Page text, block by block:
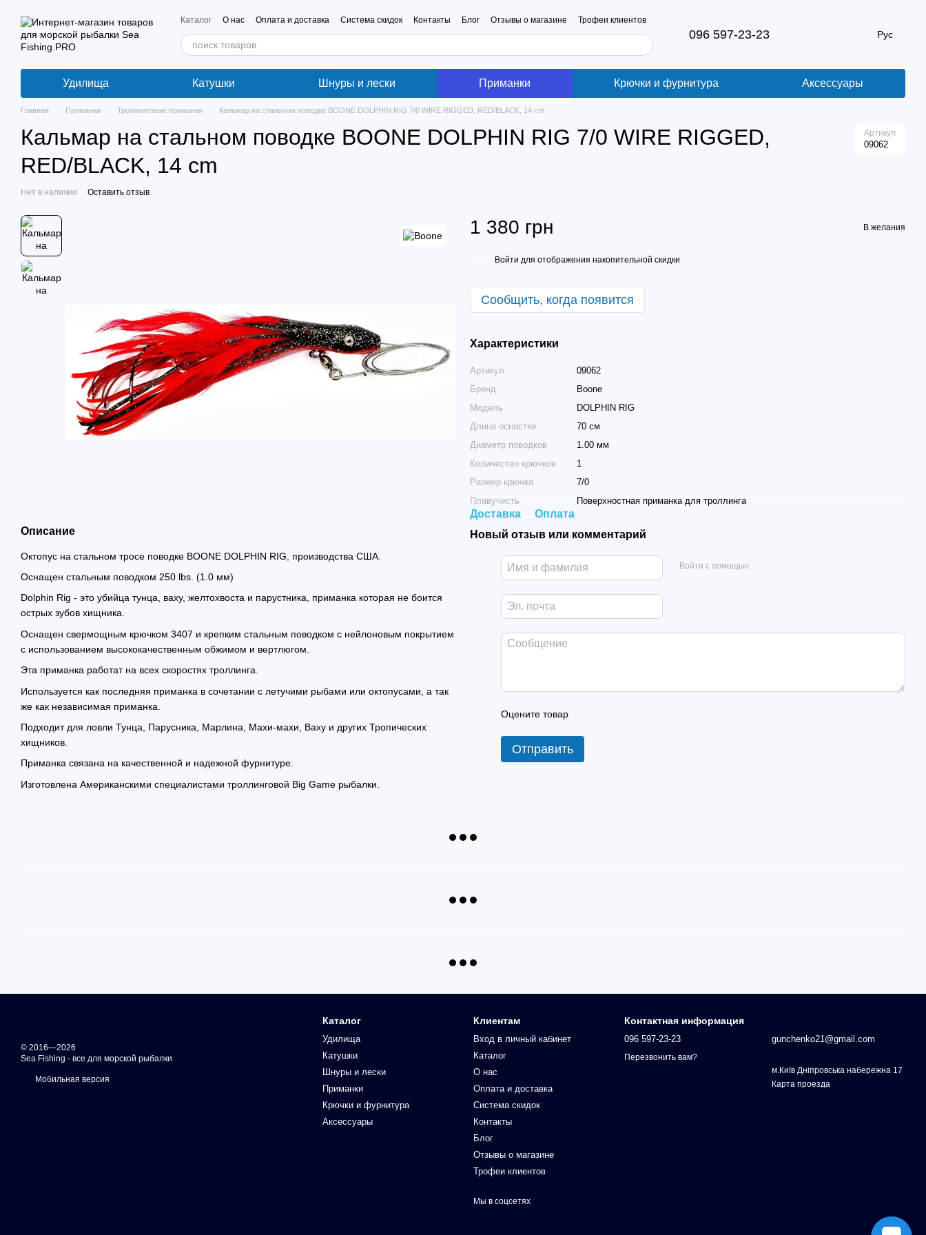
Каталог О нас Оплата и доставка Система скидок Контакты Блог Отзывы о магазине Трофеи клиентов
096 597-23-23 Рус
Удилища Катушки Шнуры и лески Приманки Крючки и фурнитура Аксессуары
Главная Приманки Троллинговые приманки Кальмар на стальном поводке BOONE DOLPHIN RIG 7/0 WIRE RIGGED, RED/BLACK, 14 cm
Кальмар на стальном поводке BOONE DOLPHIN RIG 7/0 WIRE RIGGED,
RED/BLACK, 14 cm
Артикул
09062
Нет в наличии Оставить отзыв
Описание
Октопус на стальном тросе поводке BOONE DOLPHIN RIG, производства США.
Оснащен стальным поводком 250 lbs. (1.0 мм)
Dolphin Rig - это убийца тунца, ваху, желтохвоста и парустника, приманка которая не боится
острых зубов хищника.
Оснащен свермощным крючком 3407 и крепким стальным поводком с нейлоновым покрытием
с использованием высококачественным обжимом и вертлюгом.
Эта приманка работат на всех скоростях троллинга.
Используется как последняя приманка в сочетании с летучими рыбами или октопусами, а так
же как независимая приманка.
Подходит для ловли Тунца, Парусника, Марлина, Махи-махи, Ваху и других Тропических
хищников.
Приманка связана на качественной и надежной фурнитуре.
Изготовлена Американскими специалистами троллинговой Big Game рыбалки.
1 380 грн В желания
Войти для отображения накопительной скидки
Сообщить, когда появится
Характеристики
Артикул
09062
Бренд
Boone
Модель
DOLPHIN RIG
Длина оснастки
70 см
Диаметр поводков
1.00 мм
Количество крючков
1
Размер крючка
7/0
Плавучесть
Поверхностная приманка для троллинга
Доставка
Оплата
Новый отзыв или комментарий
Войти с помощью
Оцените товар
Отправить
© 2016—2026
Sea Fishing - все для морской рыбалки
Мобильная версия
Каталог
Удилища
Катушки
Шнуры и лески
Приманки
Крючки и фурнитура
Аксессуары
Клиентам
Вход в личный кабинет
Каталог
О нас
Оплата и доставка
Система скидок
Контакты
Блог
Отзывы о магазине
Трофеи клиентов
Мы в соцсетях
Контактная информация
096 597-23-23
Перезвонить вам?
gunchenko21@gmail.com
м.Київ Дніпровська набережна 17
Карта проезда